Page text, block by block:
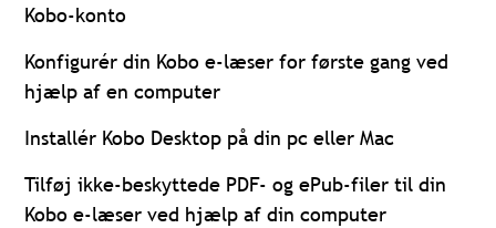
Kobo-konto
Konfigurér din Kobo e-læser for første gang ved
hjælp af en computer
Installér Kobo Desktop på din pc eller Mac
Tilføj ikke-beskyttede PDF- og ePub-filer til din
Kobo e-læser ved hjælp af din computer